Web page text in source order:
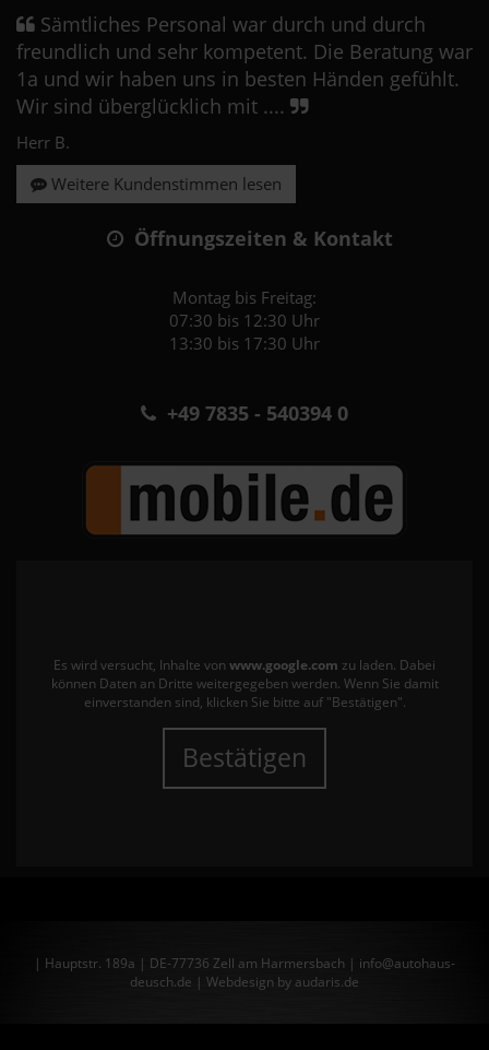
Sämtliches Personal war durch und durch
freundlich und sehr kompetent. Die Beratung war
1a und wir haben uns in besten Händen gefühlt.
Wir sind überglücklich mit ....
Herr B.
Weitere Kundenstimmen lesen
Öffnungszeiten & Kontakt
Montag bis Freitag:
07:30 bis 12:30 Uhr
13:30 bis 17:30 Uhr
+49 7835 - 540394 0
Es wird versucht, Inhalte von www.google.com zu laden. Dabei
können Daten an Dritte weitergegeben werden. Wenn Sie damit
einverstanden sind, klicken Sie bitte auf "Bestätigen".
Bestätigen
| Hauptstr. 189a | DE-77736 Zell am Harmersbach | info@autohaus-
deusch.de | Webdesign by audaris.de